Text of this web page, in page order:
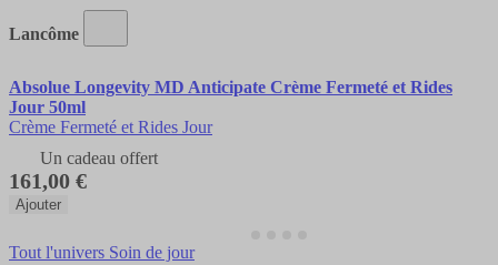
Lancôme
Absolue Longevity MD Anticipate Crème Fermeté et Rides
Jour 50ml
Crème Fermeté et Rides Jour
Un cadeau offert
161,00 €
Ajouter
Tout l'univers Soin de jour